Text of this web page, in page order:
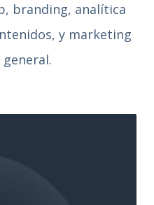
branding, analítica
y marketing